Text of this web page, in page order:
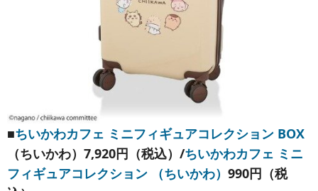
■ちいかわカフェ ミニフィギュアコレクション BOX
（ちいかわ） 7,920円（税込）/ちいかわカフェ ミニ
フィギュアコレクション （ちいかわ） 990円（税